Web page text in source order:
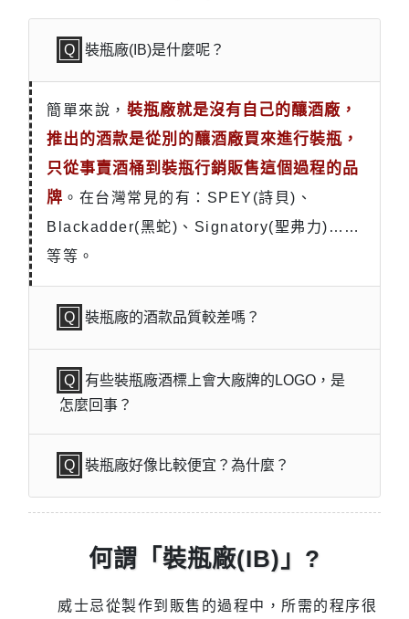
裝瓶廠(IB)是什麼呢？
簡單來說， 裝瓶廠就是沒有自己的釀酒廠，
推出的酒款是從別的釀酒廠買來進行裝瓶，
只從事賣酒桶到裝瓶行銷販售這個過程的品
牌 。在台灣常見的有：SPEY(詩貝)、
Blackadder(黑蛇)、Signatory(聖弗力)……
等等。
裝瓶廠的酒款品質較差嗎？
有些裝瓶廠酒標上會大廠牌的LOGO，是
怎麼回事？
裝瓶廠好像比較便宜？為什麼？
何謂「裝瓶廠(IB)」?
威士忌從製作到販售的過程中，所需的程序很